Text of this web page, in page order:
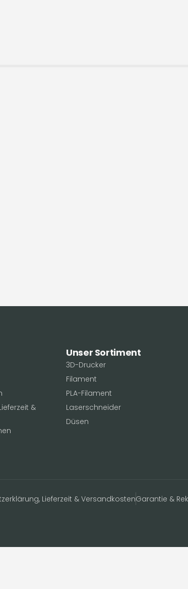
&
Unser Sortiment
3D-Drucker
Filament
PLA-Filament
Laserschneider
Düsen
Lieferzeit & VersandkostenGarantie &